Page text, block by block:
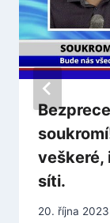
veškeré,
síti.
20. října 2023